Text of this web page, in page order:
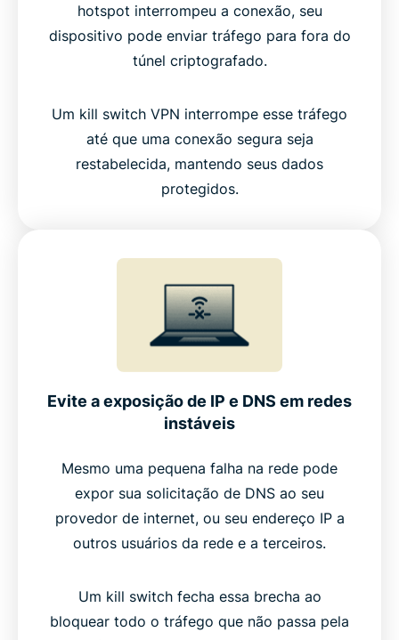
O que as pessoas estão dizendo sobre a
ExpressVPN
Experimente a ExpressVPN sem riscos com o
hotspot interrompeu a conexão, seu
dispositivo pode enviar tráfego para fora do
túnel criptografado.
Um kill switch VPN interrompe esse tráfego
até que uma conexão segura seja
restabelecida, mantendo seus dados
protegidos.
Evite a exposição de IP e DNS em redes
instáveis
Mesmo uma pequena falha na rede pode
expor sua solicitação de DNS ao seu
provedor de internet, ou seu endereço IP a
outros usuários da rede e a terceiros.
Um kill switch fecha essa brecha ao
bloquear todo o tráfego que não passa pela